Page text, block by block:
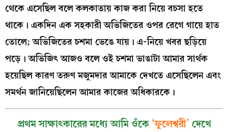
থেকে এসেছিল বলে কলকাতায় কাজ করা নিয়ে বচসা হতে
থাকে। একদিন এক সহকারী অভিজিতের ওপর রেগে গায়ে হাত
তোলে; অভিজিতের চশমা ভেঙে যায়। এ-নিয়ে খবর ছড়িয়ে
পড়ে। অভিজিৎ আজও বলে ওই চশমা ভাঙাটা আমার সার্থক
হয়েছিল কারণ তরুণ মজুমদার আমাকে দেখতে এসেছিলেন এবং
সমর্থন জানিয়েছিলেন আমার কাজের অধিকারকে।
প্রথম সাক্ষাৎকারের মধ্যে আমি ওঁকে‘ফুলেশ্বরী’ দেখে